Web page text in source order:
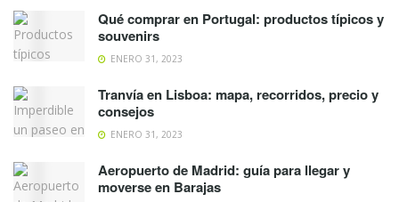
Qué comprar en Portugal: productos típicos y
souvenirs
ENERO 31, 2023
Tranvía en Lisboa: mapa, recorridos, precio y
consejos
ENERO 31, 2023
Aeropuerto de Madrid: guía para llegar y
moverse en Barajas